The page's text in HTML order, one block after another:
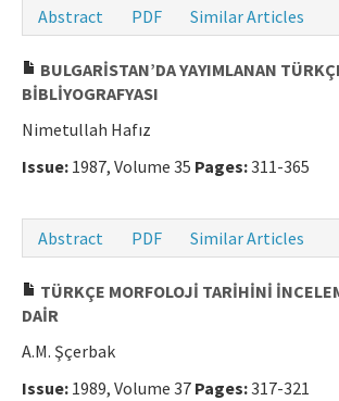
Abstract
PDF Similar Articles
BULGARİSTAN’DA YAYIMLANAN
BİBLİYOGRAFYASI
Nimetullah Hafız
Issue: 1987, Volume 35 Pages:311-365
Abstract
PDF Similar Articles
TÜRKÇE MORFOLOJİ TARİHİNİ
DAİR
A.M. Şçerbak
Issue: 1989, Volume 37 Pages:317-321